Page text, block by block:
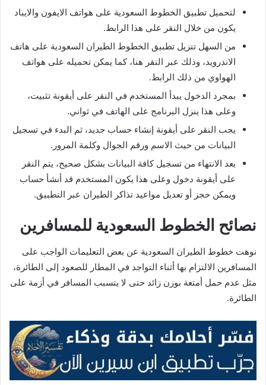
لتحميل تطبيق الخطوط السعودية على هواتف الايفون والايباد
يكون من خلال النقر على هذا الرابط.
من السهل تنزيل تطبيق الخطوط الطيران السعودية على هاتف
الاندرويد، وذلك عبر النقر هنا، كما يمكن تحميله على هواتف
الهواوي من ذلك الرابط.
بمجرد الدخول يبدأ المستخدم في النقر على أيقونة تثبيت،
وعلى هذا ينزل البرنامج على الهاتف في ثواني.
يجب النقر على أيقونة إنشاء حساب جديد، ثم البدء في تسجيل
البيانات من حيث الاسم ورقم الجوال وكلمة المرور.
بعد الانتهاء من تسجيل كافة البيانات بشكل صحيح، يتم النقر
على أيقونة دخول وعلى هذا يكون المستخدم قد أنشأ حساب
ويمكن حجز أو تعديل مواعيد تذاكر الطيران عبر التطبيق.
نصائح الخطوط السعودية للمسافرين
نوهت خطوط الطيران السعودية عن بعض التعليمات الواجب على
المسافرين الالتزام بها أثناء التواجد في المطار للصعود إلى الطائرة،
مثل عدم حمل أمتعة بوزن زائد حتى لا يتسبب المسافر في أزمة على
الطائرة.